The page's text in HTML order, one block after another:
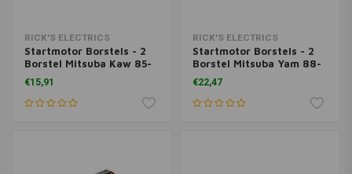
RICK'S ELECTRICS
Startmotor Borstels - 2
Borstel Mitsuba Kaw 85-
86 ZL900 03-08 ZR1000
Z1000 06-07 ZR750 Z750S
2016 ZR800 Z800 90-93
€15,91
RICK'S ELECTRICS
Startmotor Borstels - 2
Borstel Mitsuba Yam 88-
90 FZR400 82-83 XS400K
XJ400 1983 XS400RK
XJ400
€22,47